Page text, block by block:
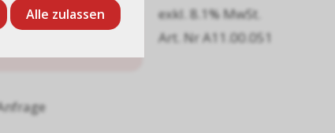
329.00
exkl. 8.1% MwSt.
Art. Nr A11.00.051
Alle zulassen